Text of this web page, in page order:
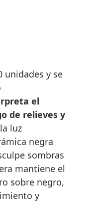
unidades y se
el
de relieves y
luz
negra
sombras
mantiene el
sobre negro,
y